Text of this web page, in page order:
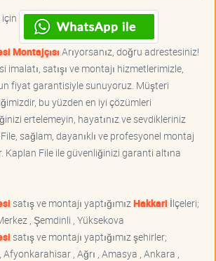
MontajçısıArıyorsanız, doğru adrestesiniz!
imalatı, satışı ve montajı hizmetlerimizle,
fiyat garantisiyle sunuyoruz. Müşteri
bu yüzden en iyi çözümleri
ertelemeyin, hayatınız ve sevdikleriniz
sağlam, dayanıklı ve profesyonel montaj
Kaplan File ile güvenliğinizi garanti altına
satış ve montajı yaptığımız Hakkari İlçeleri;
, Şemdinli , Yüksekova
satış ve montajı yaptığımız şehirler;
, Ağrı , Amasya , Ankara ,